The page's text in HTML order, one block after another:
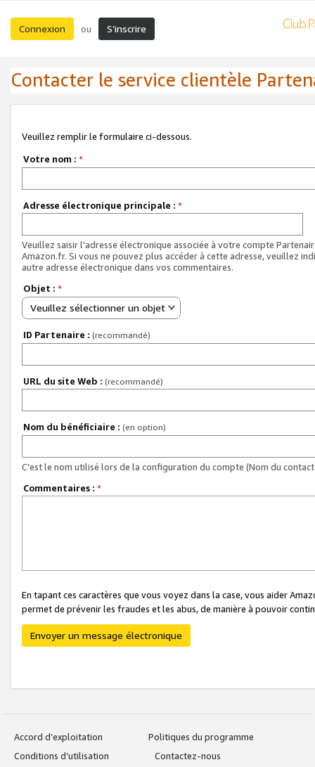
Connexion ou S’inscrire
Contacter le service clientèle
Veuillez remplir le formulaire ci-dessous.
Votre nom : *
Adresse électronique principale : *
Veuillez saisir l'adresse électronique associée à votre compte
Amazon.fr. Si vous ne pouvez plus accéder à cette adresse, veuillez
autre adresse électronique dans vos commentaires.
Objet : *
Veuillez sélectionner un objet
ID Partenaire : (recommandé)
URL du site Web : (recommandé)
Nom du bénéficiaire : (en option)
C'est le nom utilisé lors de la configuration du compte (Nom du
Commentaires : *
En tapant ces caractères que vous voyez dans la case, vous aider
permet de prévenir les fraudes et les abus, de manière à pouvoir
Envoyer un message électronique
Accord d’exploitation
Politiques du programme
Conditions d’utilisation
Contactez-nous